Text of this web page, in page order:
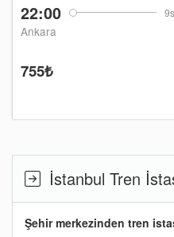
22:00
Ankara
755₺
İstanbul Tren
Şehir merkezinden tren